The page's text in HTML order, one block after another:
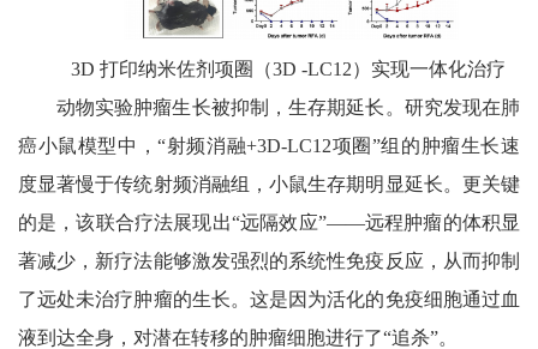
3D 打印纳米佐剂项圈（3D -LC12）实现一体化治疗
动物实验肿瘤生长被抑制，生存期延长。研究发现在肺
癌小鼠模型中，“射频消融+3D-LC12项圈”组的肿瘤生长速
度显著慢于传统射频消融组，小鼠生存期明显延长。更关键
的是，该联合疗法展现出“远隔效应”——远程肿瘤的体积显
著减少，新疗法能够激发强烈的系统性免疫反应，从而抑制
了远处未治疗肿瘤的生长。这是因为活化的免疫细胞通过血
液到达全身，对潜在转移的肿瘤细胞进行了“追杀”。